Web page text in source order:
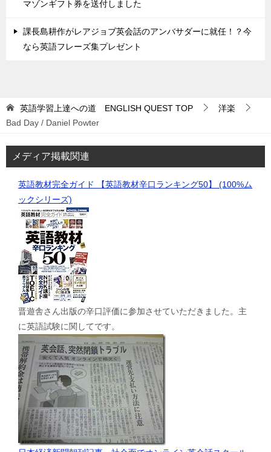
マゾンギフト券を送付しました
課長島耕作がレアジョブ英会話のアンバサダーに就任！？今
なら英語フレーズ集プレゼント
英語学習上達への道 ENGLISH QUEST TOP
洋楽
Bad Day / Daniel Powter
メディア掲載関連
英語教材完全ガイド 【英語教材辛口ランキング50】 (100%ム
ックシリーズ)
晋遊舎さん出版の辛口評価に参加させていただきました。主
に英語試験に関してです。